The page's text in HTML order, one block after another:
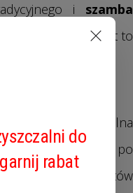
i szamba
okazuje się, że jest to
tańsze.
wizję lokalna
projekt i po
komponentów
do
rabat